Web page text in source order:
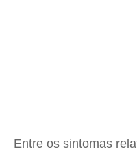
Entre os sintomas